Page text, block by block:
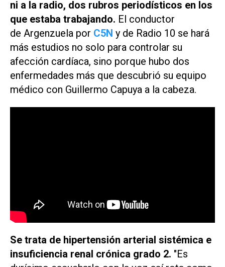
ni a la radio, dos rubros periodísticos en los
que estaba trabajando. El conductor
de Argenzuela por C5N y de Radio 10 se hará
más estudios no solo para controlar su
afección cardíaca, sino porque hubo dos
enfermedades más que descubrió su equipo
médico con Guillermo Capuya a la cabeza.
Se trata de hipertensión arterial sistémica e
insuficiencia renal crónica grado 2. "Es